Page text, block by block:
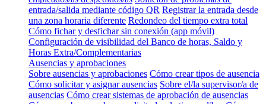
entrada/salida mediante código QR Registrar la entrada desde
una zona horaria diferente Redondeo del tiempo extra total
Cómo fichar y desfichar sin conexión (app móvil)
Configuración de visibilidad del Banco de horas, Saldo y
Horas Extra/Complementarias
Ausencias y aprobaciones
Sobre ausencias y aprobaciones Cómo crear tipos de ausencia
Cómo solicitar y asignar ausencias Sobre el/la supervisor/a de
ausencias Cómo crear sistemas de aprobación de ausencias